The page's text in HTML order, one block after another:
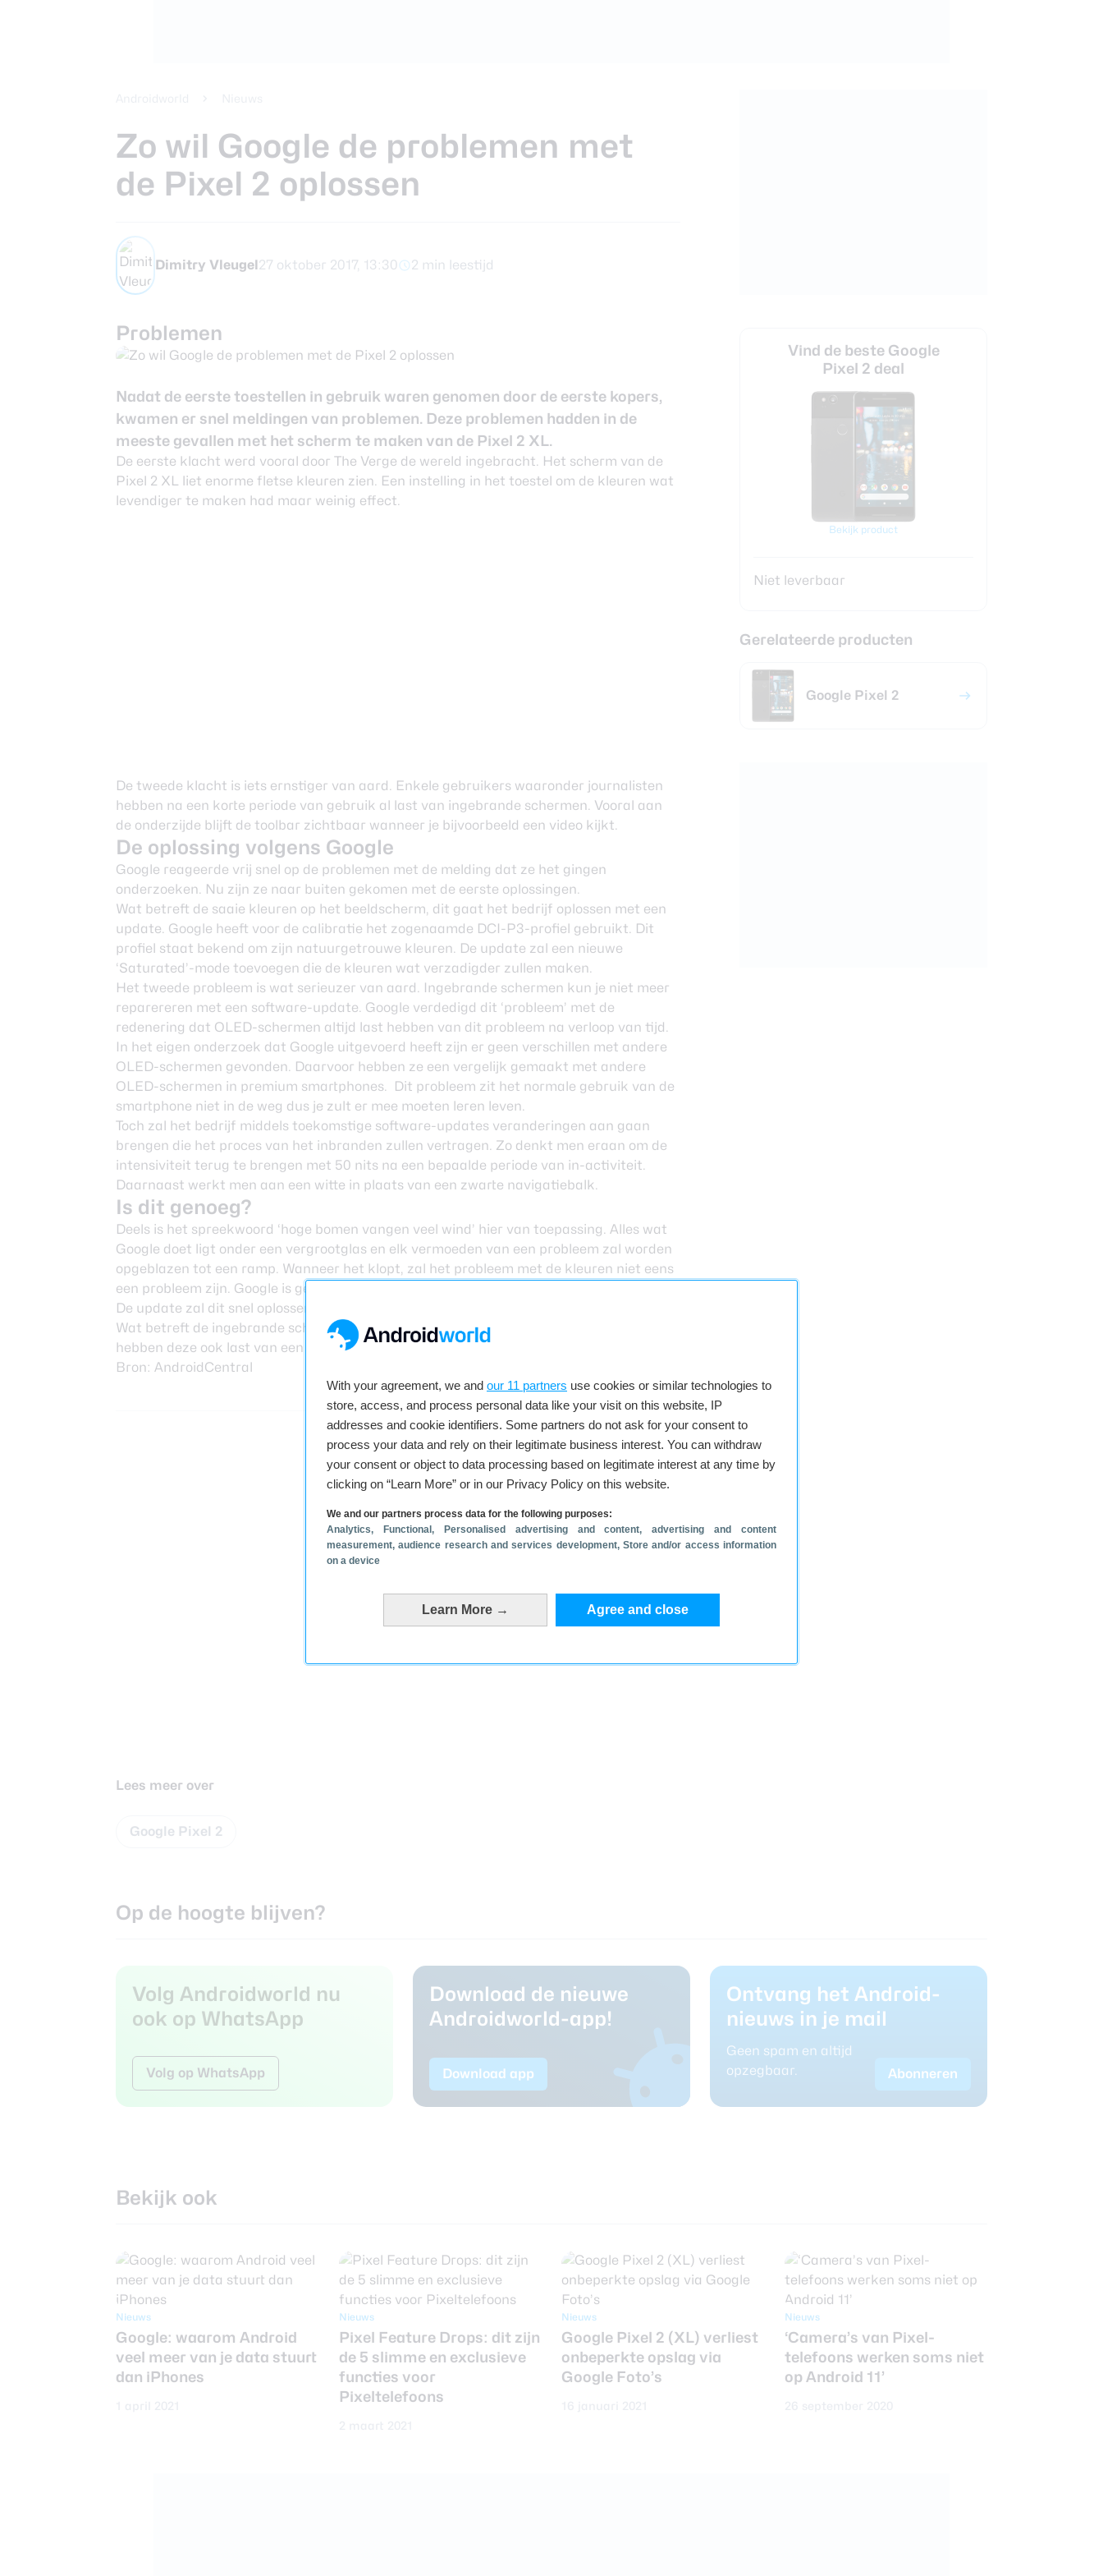
With your agreement, we and our 11 partners use cookies or similar technologies to
store, access, and process personal data like your visit on this website, IP
addresses and cookie identifiers. Some partners do not ask for your consent to
process your data and rely on their legitimate business interest. You can withdraw
your consent or object to data processing based on legitimate interest at any time by
clicking on “Learn More” or in our Privacy Policy on this website.
We and our partners process data for the following purposes:
Analytics, Functional , Personalised advertising and content, advertising and content
measurement, audience research and services development, Store and/or access information
on a device
Learn More → Agree and close
Zo wil Google de problemen met
de Pixel 2 oplossen
Dimitry Vleugel27 oktober 2017, 13:30 2 min leestijd
Problemen
Nadat de eerste toestellen in gebruik waren genomen door de eerste kopers,
kwamen er snel meldingen van problemen. Deze problemen hadden in de
meeste gevallen met het scherm te maken van de Pixel 2 XL.
De eerste klacht werd vooral door The Verge de wereld ingebracht. Het scherm van de
Pixel 2 XL liet enorme fletse kleuren zien. Een instelling in het toestel om de kleuren wat
levendiger te maken had maar weinig effect.
De tweede klacht is iets ernstiger van aard. Enkele gebruikers waaronder journalisten
hebben na een korte periode van gebruik al last van ingebrande schermen. Vooral aan
de onderzijde blijft de toolbar zichtbaar wanneer je bijvoorbeeld een video kijkt.
De oplossing volgens Google
Google reageerde vrij snel op de problemen met de melding dat ze het gingen
onderzoeken. Nu zijn ze naar buiten gekomen met de eerste oplossingen.
Wat betreft de saaie kleuren op het beeldscherm, dit gaat het bedrijf oplossen met een
update. Google heeft voor de calibratie het zogenaamde DCI-P3-profiel gebruikt. Dit
profiel staat bekend om zijn natuurgetrouwe kleuren. De update zal een nieuwe
‘Saturated’-mode toevoegen die de kleuren wat verzadigder zullen maken.
Het tweede probleem is wat serieuzer van aard. Ingebrande schermen kun je niet meer
reparereren met een software-update. Google verdedigd dit ‘probleem’ met de
redenering dat OLED-schermen altijd last hebben van dit probleem na verloop van tijd.
In het eigen onderzoek dat Google uitgevoerd heeft zijn er geen verschillen met andere
OLED-schermen gevonden. Daarvoor hebben ze een vergelijk gemaakt met andere
OLED-schermen in premium smartphones. Dit probleem zit het normale gebruik van de
smartphone niet in de weg dus je zult er mee moeten leren leven.
Toch zal het bedrijf middels toekomstige software-updates veranderingen aan gaan
brengen die het proces van het inbranden zullen vertragen. Zo denkt men eraan om de
intensiviteit terug te brengen met 50 nits na een bepaalde periode van in-activiteit.
Daarnaast werkt men aan een witte in plaats van een zwarte navigatiebalk.
Is dit genoeg?
Deels is het spreekwoord ‘hoge bomen vangen veel wind’ hier van toepassing. Alles wat
Google doet ligt onder een vergrootglas en elk vermoeden van een probleem zal worden
opgeblazen tot een ramp. Wanneer het klopt, zal het probleem met de kleuren niet eens
een probleem zijn. Google is gewoon ’te eerlijk’ geweest met de calibratie van de kleuren.
De update zal dit snel oplossen.
Wat betreft de ingebrande schermen zouden we dus naar andere merken moeten kijken,
hebben deze ook last van een ingebrande navigatiebalk? Laat het ons weten.
Bron: AndroidCentral
Bekijk reacties
Lees meer over
Google Pixel 2
Vind de beste Google
Pixel 2 deal
Bekijk product
Niet leverbaar
Gerelateerde producten
Google Pixel 2
Op de hoogte blijven?
Volg Androidworld nu
ook op WhatsApp
Volg op WhatsApp
Download de nieuwe
Androidworld-app!
Download app
Ontvang het Android-
nieuws in je mail
Geen spam en altijd
opzegbaar.
Abonneren
Bekijk ook
Nieuws
Google: waarom Android
veel meer van je data stuurt
dan iPhones
Nieuws
Pixel Feature Drops: dit zijn
de 5 slimme en exclusieve
functies voor
Pixeltelefoons
Nieuws
Google Pixel 2 (XL) verliest
onbeperkte opslag via
Google Foto’s
Nieuws
‘Camera’s van Pixel-
telefoons werken soms niet
op Android 11’